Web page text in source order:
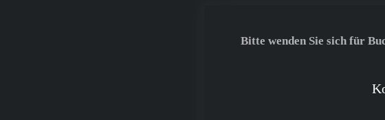
Bitte wenden Sie sich für